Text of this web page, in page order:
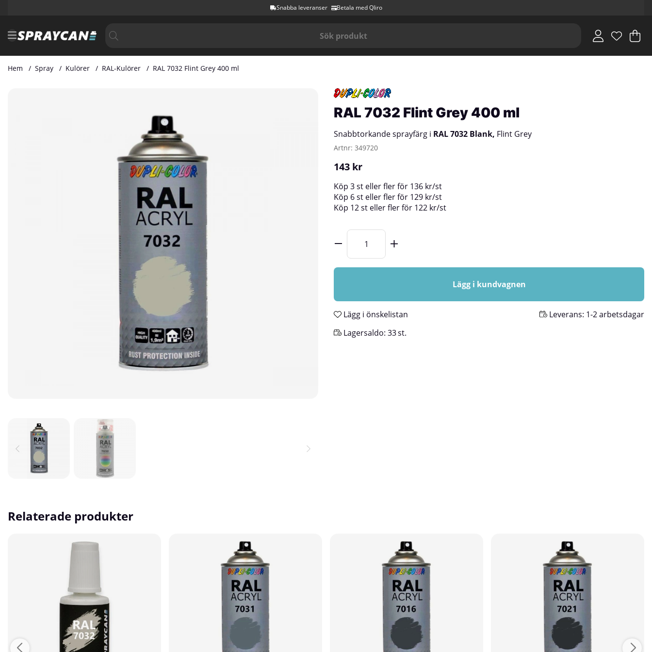
Snabba leveranser Betala med Qliro
.
Hem Spray Kulörer RAL-Kulörer RAL 7032 Flint Grey 400 ml
RAL 7032 Flint Grey 400 ml
Snabbtorkande sprayfärg i RAL 7032 Blank, Flint Grey
Artnr: 349720
143 kr
Köp 3 st eller fler för 136 kr/st
Köp 6 st eller fler för 129 kr/st
Köp 12 st eller fler för 122 kr/st
Lägg i kundvagnen
Lägg i önskelistan Leverans: 1-2 arbetsdagar
Lagersaldo: 33st.
Relaterade produkter